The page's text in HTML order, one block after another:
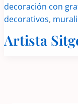
decoración con
decorativos,
Artista